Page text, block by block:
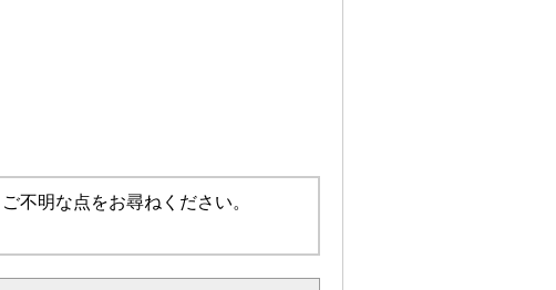
不明な点をお尋ねください。